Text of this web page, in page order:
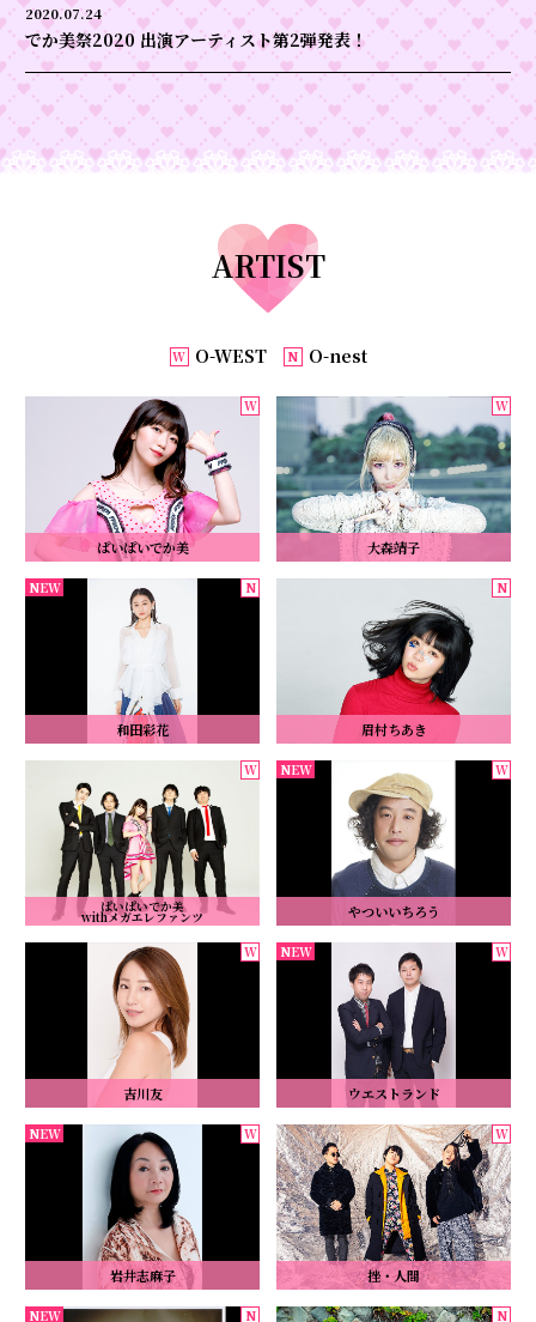
2020.07.24
でか美祭2020 出演アーティスト第2弾発表！
ARTIST
W O-WEST N O-nest
ぱいぱいでか美 大森靖子
和田彩花 眉村ちあき
ぱいぱいでか美
withメガエレファンツ やついいちろう
吉川友 ウエストランド
岩井志麻子 挫・人間